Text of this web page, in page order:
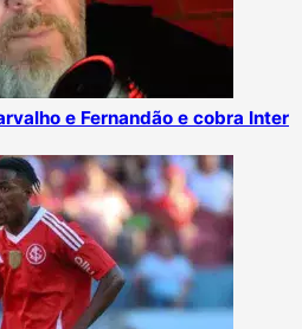
e Fernandão e cobra Inter